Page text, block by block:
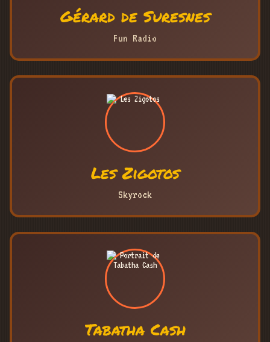
Gérard de Suresnes
Fun Radio
Les Zigotos
Skyrock
Tabatha Cash